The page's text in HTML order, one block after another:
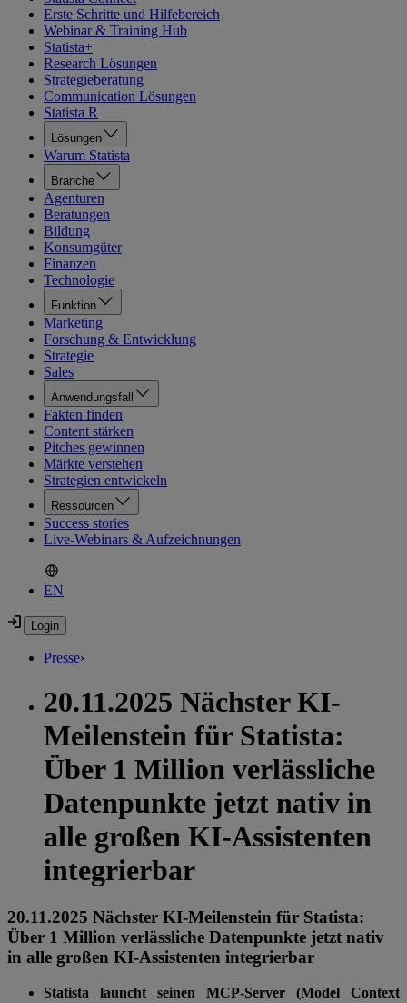
Erste Schritte und Hilfebereich
Webinar & Training Hub
Statista+
Research Lösungen
Strategieberatung
Communication Lösungen
Statista R
Lösungen
Warum Statista
Branche
Agenturen
Beratungen
Bildung
Konsumgüter
Finanzen
Technologie
Funktion
Marketing
Forschung & Entwicklung
Strategie
Sales
Anwendungsfall
Fakten finden
Content stärken
Pitches gewinnen
Märkte verstehen
Strategien entwickeln
Ressourcen
Success stories
Live-Webinars & Aufzeichnungen
EN
Presse›
20.11.2025 Nächster KI-
Meilenstein für Statista:
Über 1 Million verlässliche
Datenpunkte jetzt nativ in
alle großen KI-Assistenten
integrierbar
20.11.2025 Nächster KI-Meilenstein für Statista:
Über 1 Million verlässliche Datenpunkte jetzt nativ
in alle großen KI-Assistenten integrierbar
Statista launcht seinen MCP-Server (Model Context